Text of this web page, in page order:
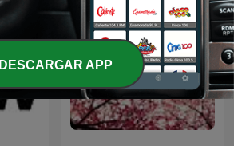
DESCARGAR APP